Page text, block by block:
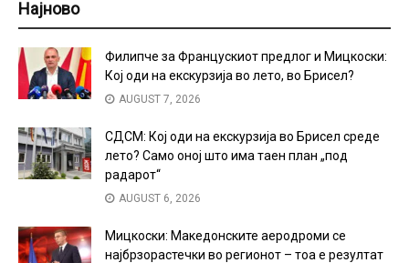
Најново
Филипче за Францускиот предлог и Мицкоски:
Кој оди на екскурзија во лето, во Брисел?
AUGUST 7, 2026
СДСМ: Кој оди на екскурзија во Брисел среде
лето? Само оној што има таен план „под
радарот“
AUGUST 6, 2026
Мицкоски: Македонските аеродроми се
најбрзорастечки во регионот – тоа е резултат